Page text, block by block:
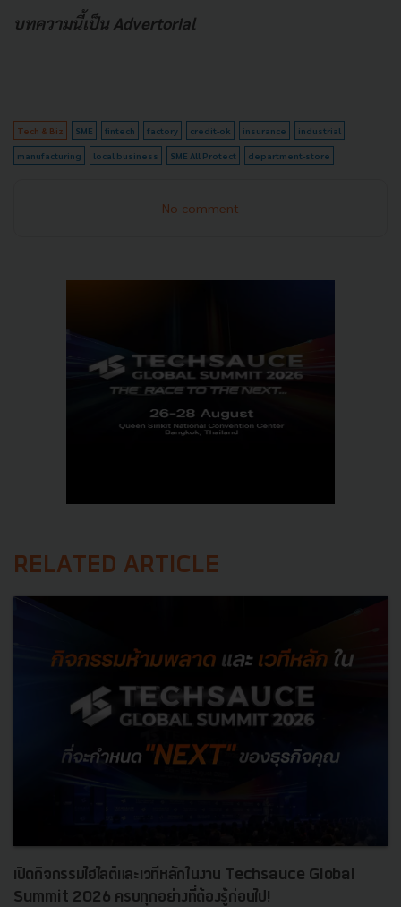
บทความนี้เป็น Advertorial
Tech & Biz SME fintech factory credit-ok insurance industrial
manufacturing local business SME All Protect department-store
No comment
RELATED ARTICLE
เปิดกิจกรรมไฮไลต์และเวทีหลักในงาน Techsauce Global
Summit 2026 ครบทุกอย่างที่ต้องรู้ก่อนไป!